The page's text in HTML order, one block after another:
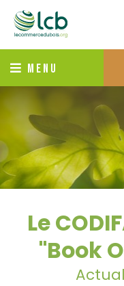
MENU
Le
"Book